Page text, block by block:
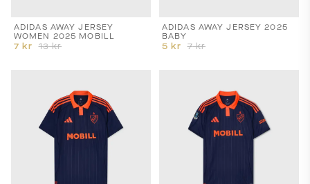
ADIDAS AWAY JERSEY
WOMEN 2025 MOBILL
7 kr 13kr
ADIDAS AWAY JERSEY 2025
BABY
5 kr 7kr